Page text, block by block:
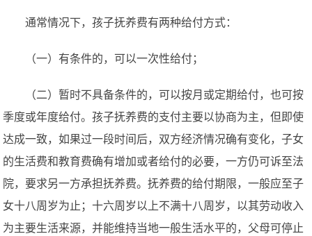
通常情况下，孩子抚养费有两种给付方式：
（一）有条件的，可以一次性给付；
（二）暂时不具备条件的，可以按月或定期给付，也可按
季度或年度给付。孩子抚养费的支付主要以协商为主，但即使
达成一致，如果过一段时间后，双方经济情况确有变化，子女
的生活费和教育费确有增加或者给付的必要，一方仍可诉至法
院，要求另一方承担抚养费。抚养费的给付期限，一般应至子
女十八周岁为止；十六周岁以上不满十八周岁，以其劳动收入
为主要生活来源，并能维持当地一般生活水平的，父母可停止